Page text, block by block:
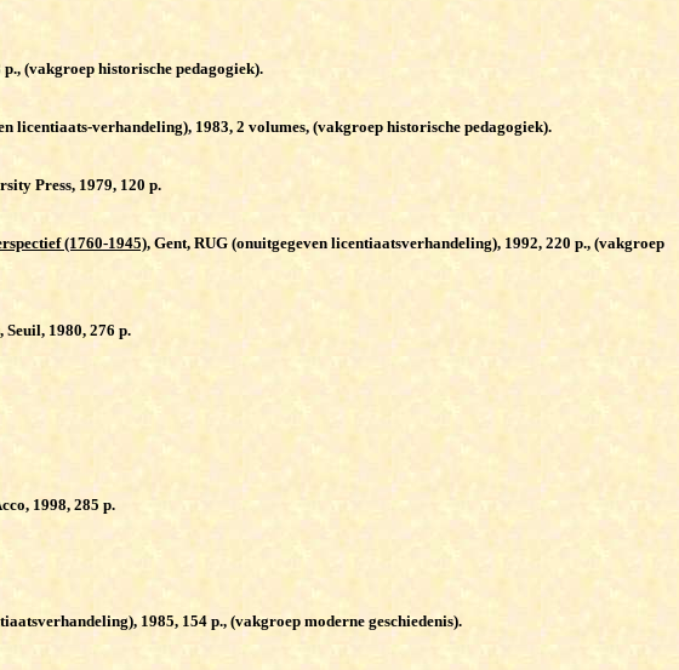
(vakgroep historische pedagogiek).
licentiaats-verhandeling), 1983, 2 volumes, (vakgroep historische pedagogiek).
Press, 1979, 120 p.
(1760-1945), Gent, RUG (onuitgegeven licentiaatsverhandeling), 1992, 220 p., (vakgroep
Seuil, 1980, 276 p.
1998, 285 p.
1985, 154 p., (vakgroep moderne geschiedenis).